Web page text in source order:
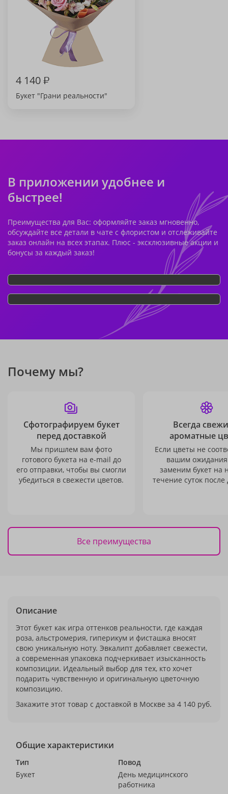
4 140₽
Букет "Грани реальности"
В приложении удобнее и
быстрее!
Преимущества для Вас: оформляйте заказ мгновенно,
обсуждайте все детали в чате с флористом и отслеживайте
заказ онлайн на всех этапах. Плюс - эксклюзивные акции и
бонусы за каждый заказ!
Почему мы?
Сфотографируем букет
перед доставкой
Мы пришлем вам фото
готового букета на e-mail до
его отправки, чтобы вы смогли
убедиться в свежести цветов.
Всегда
ароматные
Если цветы не
вашим
заменим букет на
течение суток после
Все преимущества
Описание
Этот букет как игра оттенков реальности, где каждая
роза, альстромерия, гиперикум и фисташка вносят
свою уникальную ноту. Эвкалипт добавляет свежести,
а современная упаковка подчеркивает изысканность
композиции. Идеальный выбор для тех, кто хочет
подарить чувственную и оригинальную цветочную
композицию.
Закажите этот товар с доставкой в Москве за 4 140 руб.
Общие характеристики
Тип
Букет
Повод
День медицинского
работника